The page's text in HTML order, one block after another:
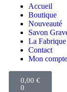
Accueil
Boutique
Nouveauté
Savon
La Fabrique
Contact
Mon compte
0,00 €
0